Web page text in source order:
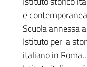
e
Scuola annessa
Istituto per la
italiano in